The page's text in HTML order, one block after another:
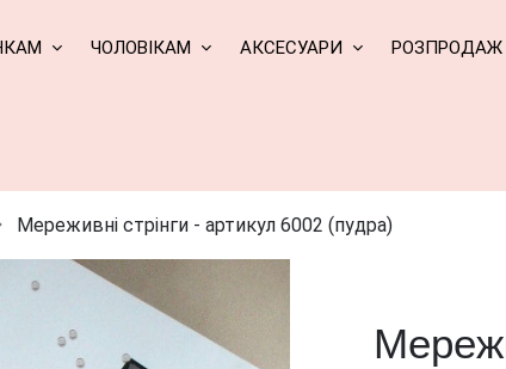
ЧОЛОВІКАМ АКСЕСУАРИ РОЗПРОДАЖ
Мереживні стрінги - артикул 6002 (пудра)